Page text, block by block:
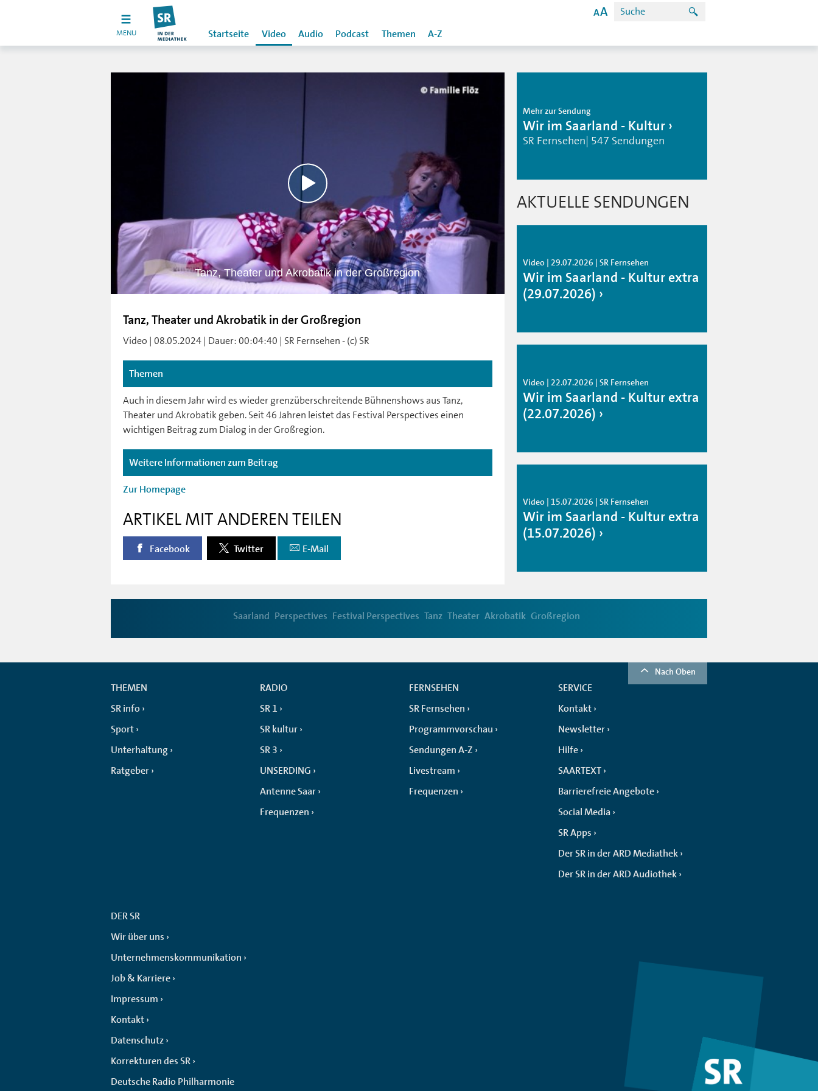
MENU Startseite Video Audio Podcast Themen A-Z
Tanz, Theater und Akrobatik in der Großregion
Tanz, Theater und Akrobatik in der Großregion
Video | 08.05.2024 | Dauer: 00:04:40 | SR Fernsehen - (c) SR
Themen
Auch in diesem Jahr wird es wieder grenzüberschreitende Bühnenshows aus Tanz,
Theater und Akrobatik geben. Seit 46 Jahren leistet das Festival Perspectives einen
wichtigen Beitrag zum Dialog in der Großregion.
Weitere Informationen zum Beitrag
Zur Homepage
ARTIKEL MIT ANDEREN TEILEN
Facebook Twitter E-Mail
Mehr zur Sendung
Wir im Saarland - Kultur
SR Fernsehen| 547 Sendungen
AKTUELLE SENDUNGEN
Video | 29.07.2026 | SR Fernsehen
Wir im Saarland - Kultur extra
(29.07.2026)
Video | 22.07.2026 | SR Fernsehen
Wir im Saarland - Kultur extra
(22.07.2026)
Video | 15.07.2026 | SR Fernsehen
Wir im Saarland - Kultur extra
(15.07.2026)
Saarland Perspectives Festival Perspectives Tanz Theater Akrobatik Großregion
Nach Oben
THEMEN
SR info
Sport
Unterhaltung
Ratgeber
RADIO
SR 1
SR kultur
SR 3
UNSERDING
Antenne Saar
Frequenzen
FERNSEHEN
SR Fernsehen
Programmvorschau
Sendungen A-Z
Livestream
Frequenzen
SERVICE
Kontakt
Newsletter
Hilfe
SAARTEXT
Barrierefreie Angebote
Social Media
SR Apps
Der SR in der ARD Mediathek
Der SR in der ARD Audiothek
DER SR
Wir über uns
Unternehmenskommunikation
Job & Karriere
Impressum
Kontakt
Datenschutz
Korrekturen des SR
Deutsche Radio Philharmonie